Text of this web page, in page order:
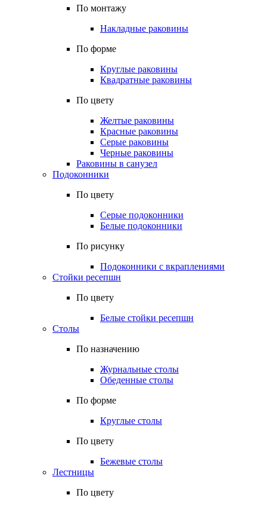
По монтажу
Накладные раковины
По форме
Круглые раковины
Квадратные раковины
По цвету
Желтые раковины
Красные раковины
Серые раковины
Черные раковины
Раковины в санузел
Подоконники
По цвету
Серые подоконники
Белые подоконники
По рисунку
Подоконники с вкраплениями
Стойки ресепшн
По цвету
Белые стойки ресепшн
Столы
По назначению
Журнальные столы
Обеденные столы
По форме
Круглые столы
По цвету
Бежевые столы
Лестницы
По цвету